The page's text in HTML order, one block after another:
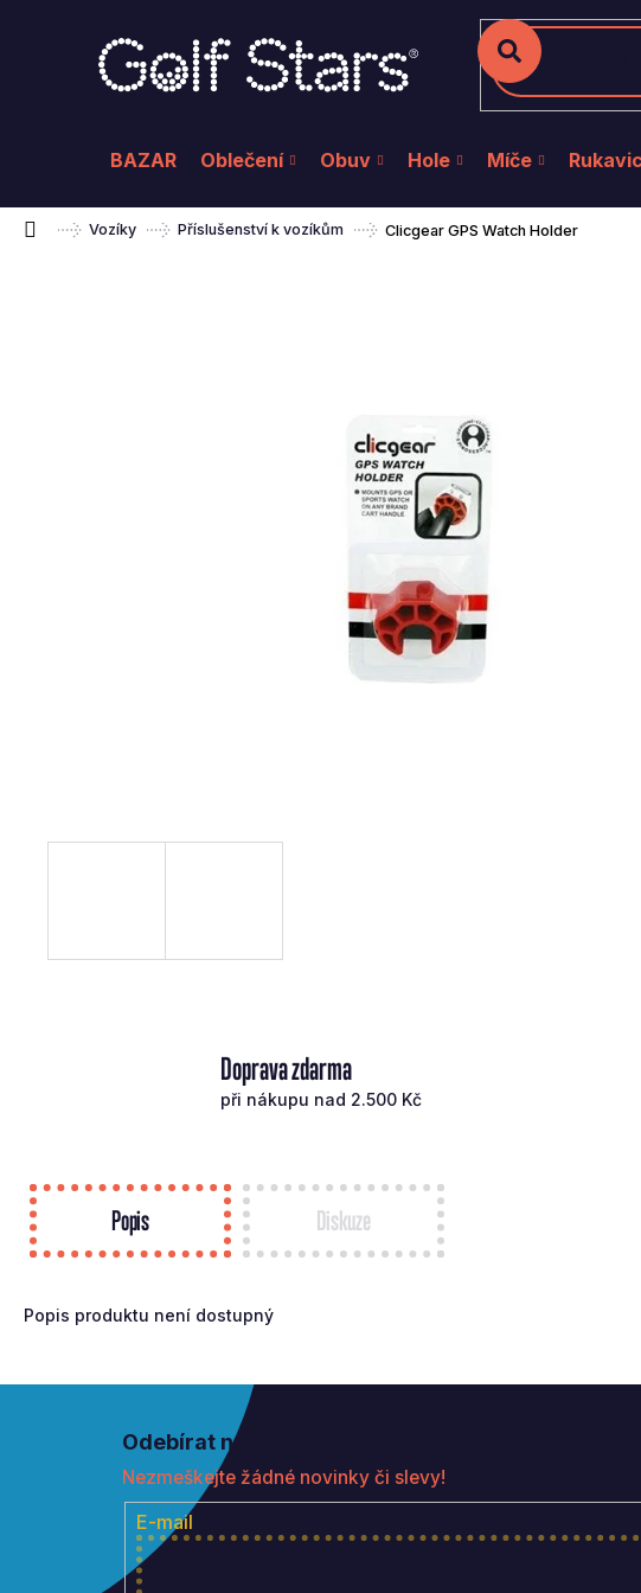
Hledat
BAZAR Oblečení Obuv Hole Míče
Domů Vozíky Příslušenství k vozíkům Clicgear GPS Watch Holder
Doprava zdarma
při nákupu nad 2.500 Kč
Popis Diskuze
Popis produktu není dostupný
Zpětdo
obchodu
Zpětdo
obchodu
Odebírat newsletter
Nezmeškejte žádné novinky či slevy!
E-mail